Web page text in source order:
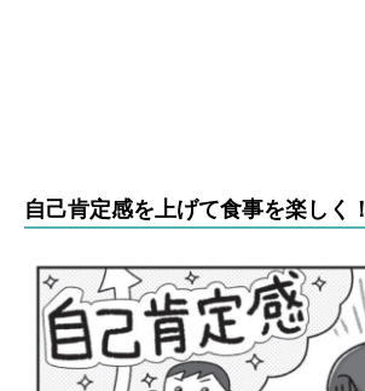
自己肯定感を上げて食事を楽しく！